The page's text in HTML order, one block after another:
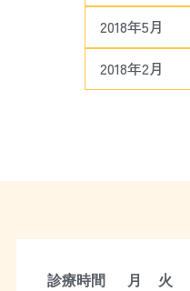
2018年5月
2018年2月
診療時間 月 火